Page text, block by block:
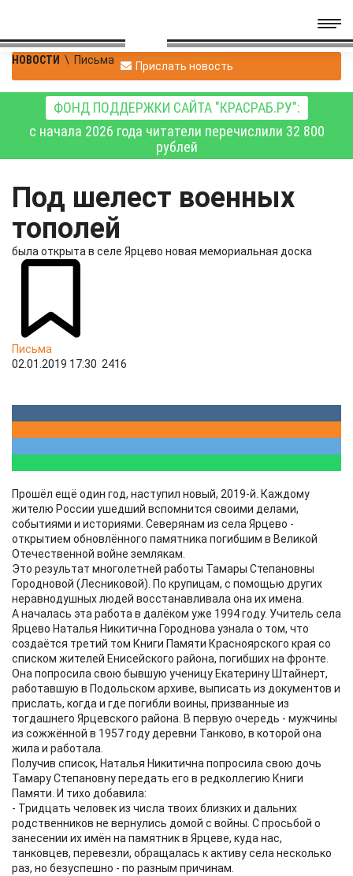
НОВОСТИ \ Письма Прислать новость
ФОНД ПОДДЕРЖКИ САЙТА "КРАСРАБ.РУ":
с начала 2026 года читатели перечислили 32 800
рублей
Под шелест военных
тополей
была открыта в селе Ярцево новая мемориальная доска
Письма
02.01.2019 17:30 2416
Прошёл ещё один год, наступил новый, 2019-й. Каждому
жителю России ушедший вспомнится своими делами,
событиями и историями. Северянам из села Ярцево -
открытием обновлённого памятника погибшим в Великой
Отечественной войне землякам.
Это результат многолетней работы Тамары Степановны
Городновой (Лесниковой). По крупицам, с помощью других
неравнодушных людей восстанавливала она их имена.
А началась эта работа в далёком уже 1994 году. Учитель села
Ярцево Наталья Никитична Городнова узнала о том, что
создаётся третий том Книги Памяти Красноярского края со
списком жителей Енисейского района, погибших на фронте.
Она попросила свою бывшую ученицу Екатерину Штайнерт,
работавшую в Подольском архиве, выписать из документов и
прислать, когда и где погибли воины, призванные из
тогдашнего Ярцевского района. В первую очередь - мужчины
из сожжённой в 1957 году деревни Танково, в которой она
жила и работала.
Получив список, Наталья Никитична попросила свою дочь
Тамару Степановну передать его в редколлегию Книги
Памяти. И тихо добавила:
- Тридцать человек из числа твоих близких и дальних
родственников не вернулись домой с войны. С просьбой о
занесении их имён на памятник в Ярцеве, куда нас,
танковцев, перевезли, обращалась к активу села несколько
раз, но безуспешно - по разным причинам.